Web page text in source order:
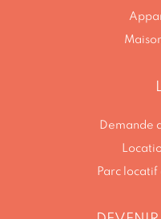
Demande
Parc